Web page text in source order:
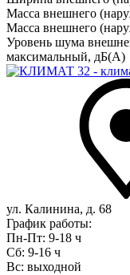
Масса внешнего
Масса внешнего
Уровень шума
максимальный, дБ(А)
ул. Калинина, д. 68
График работы:
Пн-Пт: 9-18 ч
Сб: 9-16 ч
Вс: выходной